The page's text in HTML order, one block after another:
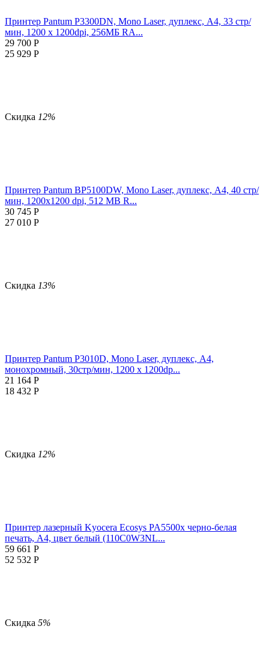
Принтер Pantum P3300DN, Mono Laser, дуплекс, А4, 33 стр/
мин, 1200 х 1200dpi, 256МБ RA...
29 700 Р
25 929 Р
Скидка 12%
Принтер Pantum BP5100DW, Mono Laser, дуплекс, A4, 40 стр/
мин, 1200x1200 dpi, 512 MB R...
30 745 Р
27 010 Р
Скидка 13%
Принтер Pantum P3010D, Mono Laser, дуплекс, A4,
монохромный, 30стр/мин, 1200 х 1200dp...
21 164 Р
18 432 Р
Скидка 12%
Принтер лазерный Kyocera Ecosys PA5500x черно-белая
печать, A4, цвет белый (110C0W3NL...
59 661 Р
52 532 Р
Скидка 5%